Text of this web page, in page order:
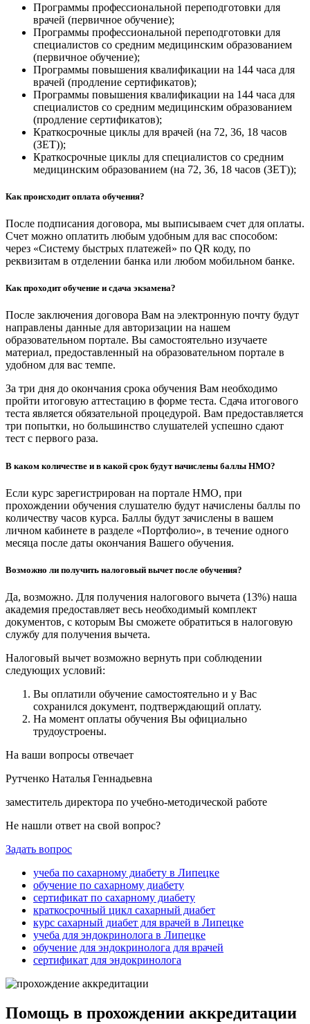
Программы профессиональной переподготовки для
врачей (первичное обучение);
Программы профессиональной переподготовки для
специалистов со средним медицинским образованием
(первичное обучение);
Программы повышения квалификации на 144 часа для
врачей (продление сертификатов);
Программы повышения квалификации на 144 часа для
специалистов со средним медицинским образованием
(продление сертификатов);
Краткосрочные циклы для врачей (на 72, 36, 18 часов
(ЗЕТ));
Краткосрочные циклы для специалистов со средним
медицинским образованием (на 72, 36, 18 часов (ЗЕТ));
Как происходит оплата обучения?
После подписания договора, мы выписываем счет для оплаты.
Счет можно оплатить любым удобным для вас способом:
через «Систему быстрых платежей» по QR коду, по
реквизитам в отделении банка или любом мобильном банке.
Как проходит обучение и сдача экзамена?
После заключения договора Вам на электронную почту будут
направлены данные для авторизации на нашем
образовательном портале. Вы самостоятельно изучаете
материал, предоставленный на образовательном портале в
удобном для вас темпе.
За три дня до окончания срока обучения Вам необходимо
пройти итоговую аттестацию в форме теста. Сдача итогового
теста является обязательной процедурой. Вам предоставляется
три попытки, но большинство слушателей успешно сдают
тест с первого раза.
В каком количестве и в какой срок будут начислены баллы НМО?
Если курс зарегистрирован на портале НМО, при
прохождении обучения слушателю будут начислены баллы по
количеству часов курса. Баллы будут зачислены в вашем
личном кабинете в разделе «Портфолио», в течение одного
месяца после даты окончания Вашего обучения.
Возможно ли получить налоговый вычет после обучения?
Да, возможно. Для получения налогового вычета (13%) наша
академия предоставляет весь необходимый комплект
документов, с которым Вы сможете обратиться в налоговую
службу для получения вычета.
Налоговый вычет возможно вернуть при соблюдении
следующих условий:
Вы оплатили обучение самостоятельно и у Вас
сохранился документ, подтверждающий оплату.
На момент оплаты обучения Вы официально
трудоустроены.
На ваши вопросы отвечает
Рутченко Наталья Геннадьевна
заместитель директора по учебно-методической работе
Не нашли ответ на свой вопрос?
Задать вопрос
учеба по сахарному диабету в Липецке
обучение по сахарному диабету
сертификат по сахарному диабету
краткосрочный цикл сахарный диабет
курс сахарный диабет для врачей в Липецке
учеба для эндокринолога в Липецке
обучение для эндокринолога для врачей
сертификат для эндокринолога
Помощь в прохождении аккредитации